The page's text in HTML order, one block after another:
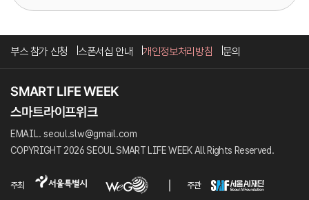
부스 참가 신청 스폰서십 안내 개인정보처리방침 문의
EMAIL. seoul.slw@gmail.com
COPYRIGHT 2026 SEOUL SMART LIFE WEEK All Rights Reserved.
주최 주관